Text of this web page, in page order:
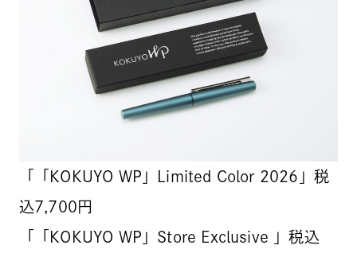
「「KOKUYO WP」Limited Color 2026」税
込7,700円
「「KOKUYO WP」Store Exclusive 」税込